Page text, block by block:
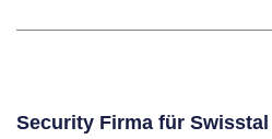
Security Firma für Swisstal